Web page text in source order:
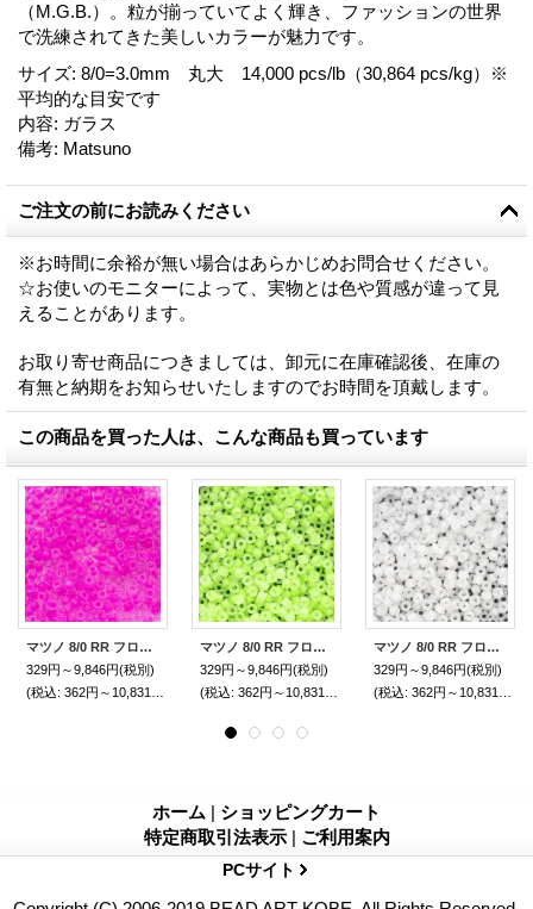
（M.G.B.）。粒が揃っていてよく輝き、ファッションの世界
で洗練されてきた美しいカラーが魅力です。
サイズ: 8/0=3.0mm 丸大 14,000 pcs/lb（30,864 pcs/kg）※
平均的な目安です
内容: ガラス
備考: Matsuno
ご注文の前にお読みください
※お時間に余裕が無い場合はあらかじめお問合せください。
☆お使いのモニターによって、実物とは色や質感が違って見
えることがあります。
お取り寄せ商品につきましては、卸元に在庫確認後、在庫の
有無と納期をお知らせいたしますのでお時間を頂戴します。
この商品を買った人は、こんな商品も買っています
マツノ 8/0 RR フロストルミナス
329円～9,846円(税別)
(税込: 362円～10,831円)
マツノ 8/0 RR フロストルミナス
329円～9,846円(税別)
(税込: 362円～10,831円)
マツノ 8/0 RR フロストルミナス
329円～9,846円(税別)
(税込: 362円～10,831円)
ホーム | ショッピングカート
特定商取引法表示 | ご利用案内
PCサイト